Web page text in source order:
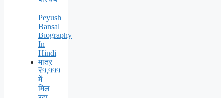
|
Peyush
Bansal
Biography
In
Hindi
मात्र
₹9,999
में
मिल